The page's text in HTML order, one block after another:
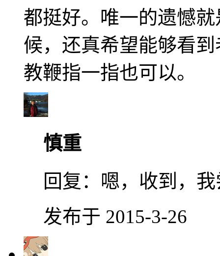
都挺好。唯一的遗憾
候，还真希望能够看
教鞭指一指也可以。
慎重
回复： 嗯，收到，
发布于 2015-3-26